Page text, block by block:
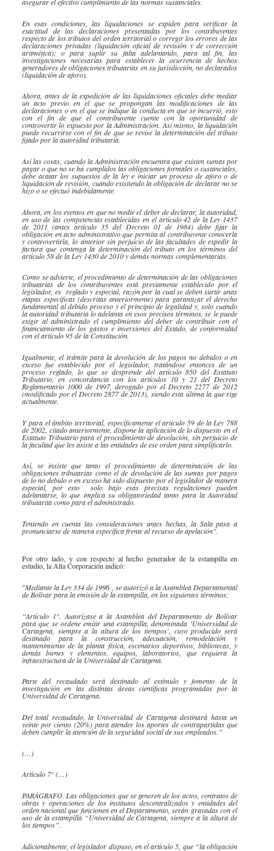
En esas condiciones, las liquidaciones se expiden para verificar la
exactitud de las declaraciones presentadas por los contribuyentes
respecto de los tributos del orden territorial o corregir los errores de las
declaraciones privadas (liquidación oficial de revisión y de corrección
aritmética); o para suplir su falta adelantando, para tal fin, las
investigaciones necesarias para establecer la ocurrencia de hechos
generadores de obligaciones tributarias en su jurisdicción, no declarados
(liquidación de aforo).
Ahora, antes de la expedición de las liquidaciones oficiales debe mediar
un acto previo en el que se propongan las modificaciones de las
declaraciones o en el que se indique la conducta en que se incurrió, esto
con el fin de que el contribuyente cuente con la oportunidad de
controvertir lo expuesto por la Administración. Así mismo, la liquidación
puede recurrirse con el fin de que se revise la determinación del tributo
fijado por la autoridad tributaria.
Así las cosas, cuando la Administración encuentra que existen sumas por
pagar o que no se ha cumplidos las obligaciones formales o sustanciales,
debe acatar los supuestos de la ley e iniciar un proceso de aforo o de
liquidación de revisión, cuando existiendo la obligación de declarar no se
hizo o se efectuó indebidamente.
Ahora, en los eventos en que no medie el deber de declarar, la autoridad,
en uso de las competencias establecidas en el artículo 42 de la Ley 1437
de 2011 (antes artículo 35 del Decreto 01 de 1984) debe fijar la
obligación en acto administrativo que permita al contribuyente conocerla
ycontrovertirla , lo anterior sin perjuicio de las facultades de expedir la
factura que contenga la determinación del tributo en los términos del
artículo 58 de la Ley 1430 de 2010 y demás normas complementarias.
Como se advierte, el procedimiento de determinación de las obligaciones
tributarias de los contribuyentes está previamente establecido por el
legislador, es reglado y especial, razón por la cual se deben surtir unas
etapas específicas (descritas anteriormente) para garantizar el derecho
fundamental al debido proceso y el principio de legalidad y, solo cuando
la autoridad tributaria lo adelanta en esos precisos términos, se le puede
exigir al administrado el cumplimiento del deber de contribuir con el
financiamiento de los gastos e inversiones del Estado, de conformidad
con el artículo 95 de la Constitución.
Igualmente, el trámite para la devolución de los pagos no debidos o en
exceso fue establecido por el legislador, tratándose entonces de un
proceso reglado, lo que se desprende del artículo 850 del Estatuto
Tributario, en concordancia con los artículos 10 y 21 del Decreto
Reglamentario 1000 de 1997, derogado por el Decreto 2277 de 2012
(modificado por el Decreto 2877 de 2013), siendo esta última la que rige
actualmente.
Y para el ámbito territorial, específicamente el artículo 59 de la Ley 788
de 2002, citado anteriormente, dispone la aplicación de lo dispuesto en el
Estatuto Tributario para el procedimiento de devolución, sin perjuicio de
la facultad que les asiste a las entidades de ese orden para simplificarlo.
Así, se insiste que tanto el procedimiento de determinación de las
obligaciones tributarias como el de devolución de las sumas por pagos
de lo no debido o en exceso ha sido dispuesto por el legislador de manera
especial, por esto solo bajo esas precisas regulaciones pueden
adelantarse, lo que implica su obligatoriedad tanto para la Autoridad
tributaritacomo para el administrado.
Teniendo en cuenta las consideraciones antes hechas, la Sala pasa a
pronunciarse de manera específica frente al recurso de apelación".
Por otro lado, y con respecto al hecho generador de la estampilla en
estudio, la Alta Corporación indicó:
"Mediante la Ley 334 de 1996 , se autorizó a la Asamblea Departamental
de Bolívar para la emisión de la estampilla, en los siguientes términos:
“Artículo 1°. Autorízasea la Asamblea del Departamento de Bolívar
para que se ordene emitir una estampilla, denominada 'Universidad de
Cartagena, siempre a la altura de los tiempos', cuyo producido será
destinado para la construcción, adecuación, remodelación y
mantenimiento de la planta física, escenarios deportivos, bibliotecas, y
demás bienes y elementos, equipos, laboratorios, que requiera la
infraestructura de la Universidad de Cartagena.
Parte del recaudado será destinado al estímulo y fomento de la
investigación en las distintas áreas científicas programadas por la
Universidad de Cartagena.
Del total recaudado, la Universidad de Cartagena destinará hasta un
veinte por ciento (20%) para atender los aportes de contrapartidas que
deben cumplir la atención de la seguridad social de sus empleados.”
(…)
Artículo 7° (…)
PARÁGRAFO. Las obligaciones que se generen de los actos, contratos de
obras y operaciones de los institutos descentralizados y entidades del
orden nacional que funcionen en el Departamento, serán gravadas con el
uso de la estampilla “Universidad de Cartagena, siempre a la altura de
los tiempos”.
Adicionalmente, el legislador dispuso, en el artículo 5, que “la obligación